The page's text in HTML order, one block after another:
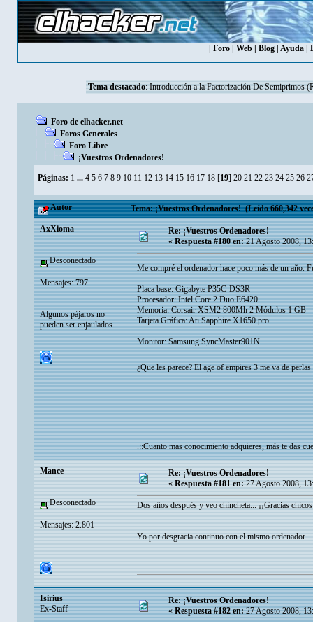
Foro| Web| Blog| Ayuda|
Tema destacado: Introducción a la Factorización De Semiprimos
Foro de elhacker.net
Foros Generales
Foro Libre
¡Vuestros Ordenadores!
Páginas: 1 ... 4 5 6 7 8 9 10 11 12 13 14 15 16 17 18 [19] 20 21 22 23 24 25 26
Autor Tema: ¡Vuestros Ordenadores! (Leído 660,342
AxXioma
Desconectado
Mensajes: 797
Algunos pájaros no
pueden ser enjaulados...
Re: ¡Vuestros Ordenadores!
«Respuesta #180 en:21 Agosto 2008,
Me compré el ordenador hace poco más de un año.
Placa base: Gigabyte P35C-DS3R
Procesador: Intel Core 2 Duo E6420
Memoria: Corsair XSM2 800Mh 2 Módulos 1 GB
Tarjeta Gráfica: Ati Sapphire X1650 pro.
Monitor: Samsung SyncMaster901N
¿Que les parece? El age of empires 3 me va de
.::Cuanto mas conocimiento adquieres, más te das
Mance
Desconectado
Mensajes: 2.801
Re: ¡Vuestros Ordenadores!
« Respuesta #181 en: 27 Agosto 2008,
Dos años después y veo chincheta... ¡¡Gracias
Yo por desgracia continuo con el mismo
Isirius
Ex-Staff
Re: ¡Vuestros Ordenadores!
«Respuesta #182 en:27 Agosto 2008,